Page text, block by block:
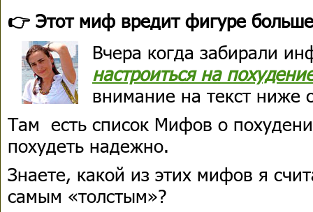
👉 Этот миф вредит фигуре
Вчера когда забирали
настроиться на
внимание на текст ниже
Там есть список Мифов о
похудеть надежно.
Знаете, какой из этих мифов я
самым «толстым»?